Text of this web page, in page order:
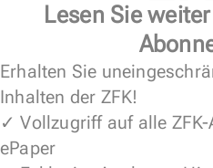
Lesen Sie
Erhalten Sie
Inhalten der ZFK!
✓ Vollzugriff auf alle
ePaper